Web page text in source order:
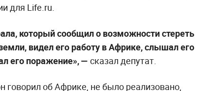
для Life.ru.
который сообщил о возможности стереть
видел его работу в Африке, слышал его
его поражение», — сказал депутат.
говорил об Африке, не было реализовано,